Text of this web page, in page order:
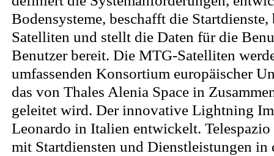
Bodensysteme, beschafft die
Satelliten und stellt die Daten für die
Benutzer bereit. Die MTG-Satelliten
umfassenden Konsortium europäischer
das von Thales Alenia Space in
geleitet wird. Der innovative Lightning
Leonardo in Italien entwickelt. Telespazio
mit Startdiensten und Dienstleistungen in